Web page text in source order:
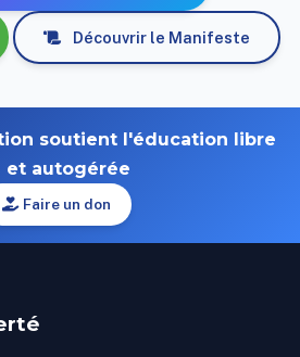
Découvrir le Manifeste
soutient l'éducation libre
et autogérée
Faire un don